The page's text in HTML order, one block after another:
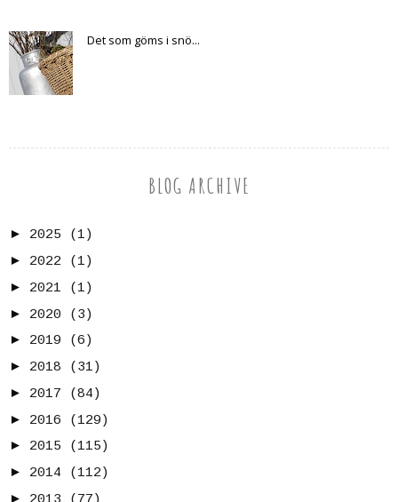
Det som göms i snö...
BLOG ARCHIVE
► 2025
(1)
► 2022
(1)
► 2021
(1)
► 2020
(3)
► 2019
(6)
► 2018
(31)
► 2017
(84)
► 2016
(129)
► 2015
(115)
► 2014
(112)
►